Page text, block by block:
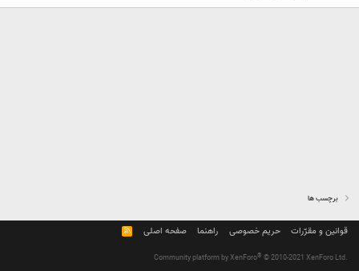
برچسب ها
قوانین و مقرّرات حریم خصوصی راهنما صفحه اصلی
R
S
Community platform by XenForo® © 2010-2021 XenForo Ltd.